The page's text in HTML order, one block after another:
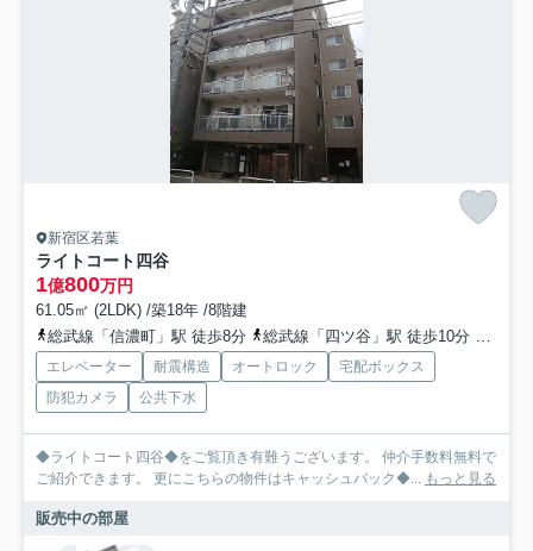
新宿区若葉
ライトコート四谷
1億800万円
61.05㎡ (2LDK) /築18年 /8階建
総武線「信濃町」駅 徒歩8分
総武線「四ツ谷」駅 徒歩10分 丸ノ
エレベーター 耐震構造 オートロック
宅配ボックス
防犯カメラ
公共下水
◆ライトコート四谷◆をご覧頂き有難うございます。 仲介手数料無料で
ご紹介できます。 更にこちらの物件はキャッシュバック◆... もっと見る
販売中の部屋